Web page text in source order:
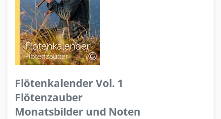
Flötenkalender Vol. 1
Flötenzauber
Monatsbilder und Noten